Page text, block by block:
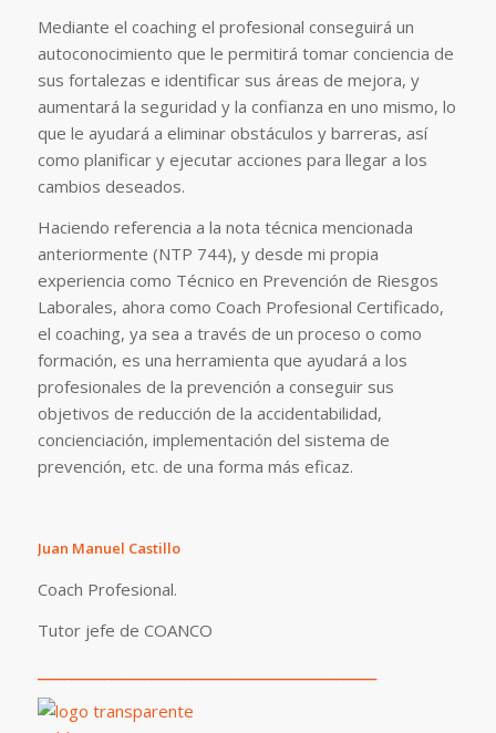
Mediante el coaching el profesional conseguirá un
autoconocimiento que le permitirá tomar conciencia de
sus fortalezas e identificar sus áreas de mejora, y
aumentará la seguridad y la confianza en uno mismo, lo
que le ayudará a eliminar obstáculos y barreras, así
como planificar y ejecutar acciones para llegar a los
cambios deseados.
Haciendo referencia a la nota técnica mencionada
anteriormente (NTP 744), y desde mi propia
experiencia como Técnico en Prevención de Riesgos
Laborales, ahora como Coach Profesional Certificado,
el coaching, ya sea a través de un proceso o como
formación, es una herramienta que ayudará a los
profesionales de la prevención a conseguir sus
objetivos de reducción de la accidentabilidad,
concienciación, implementación del sistema de
prevención, etc. de una forma más eficaz.
Juan Manuel Castillo
Coach Profesional.
Tutor jefe de COANCO